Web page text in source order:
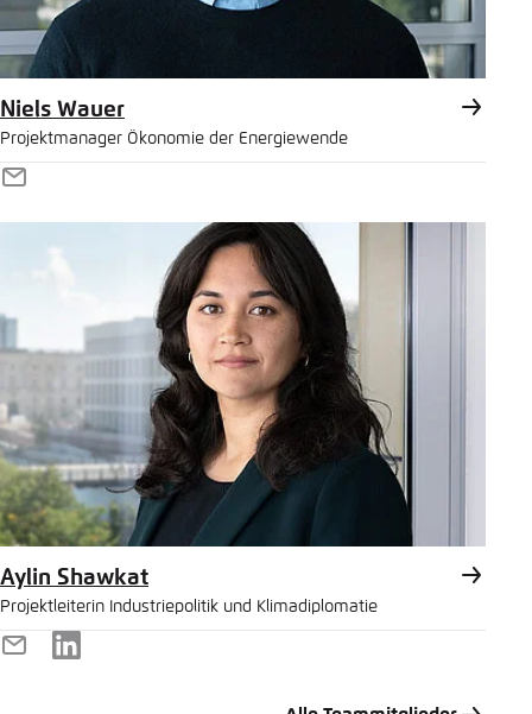
Niels Wauer
Projektmanager Ökonomie der Energiewende
E-
Mail
Aylin Shawkat
Projektleiterin Industriepolitik und Klimadiplomatie
E-
LinkedIn